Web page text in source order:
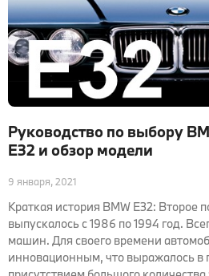
Руководство по выбору
E32 и обзор модели
9 января, 2021
Краткая история BMW E32: Второе
выпускалось с 1986 по 1994 год.
машин. Для своего времени
инновационным, что выражалось в